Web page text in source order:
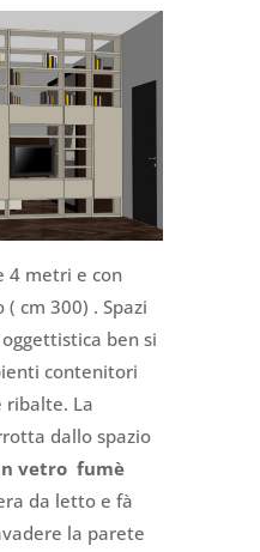
4 metri e con
cm 300) . Spazi
ben si
contenitori
ribalte. La
dallo spazio
vetro fumè
da letto e fà
la parete